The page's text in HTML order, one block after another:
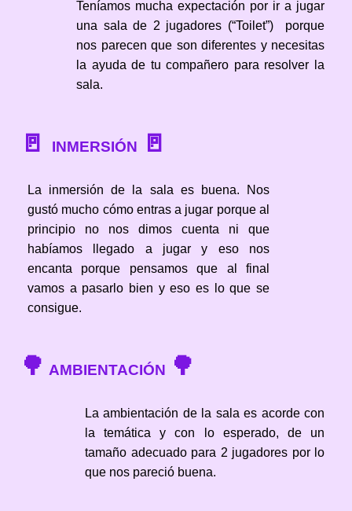
Teníamos mucha expectación por ir a jugar
una sala de 2 jugadores (“Toilet”) porque
nos parecen que son diferentes y necesitas
la ayuda de tu compañero para resolver la
sala.
🚪 INMERSIÓN 🚪
La inmersión de la sala es buena. Nos
gustó mucho cómo entras a jugar porque al
principio no nos dimos cuenta ni que
habíamos llegado a jugar y eso nos
encanta porque pensamos que al final
vamos a pasarlo bien y eso es lo que se
consigue.
🌳 AMBIENTACIÓN 🌳
La ambientación de la sala es acorde con
la temática y con lo esperado, de un
tamaño adecuado para 2 jugadores por lo
que nos pareció buena.